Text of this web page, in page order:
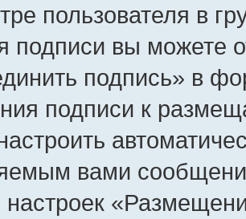
пользователя в
подписи вы можете
подпись» в
подписи к
вами
настроек